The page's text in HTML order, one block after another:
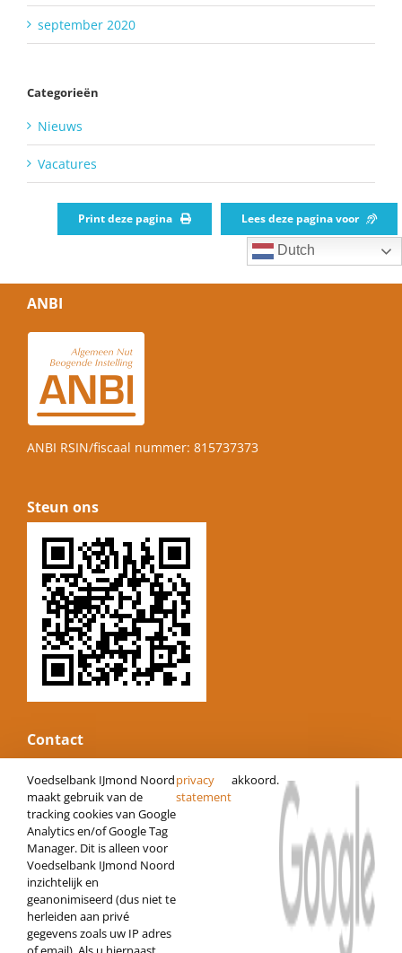
september 2020
Categorieën
Nieuws
Vacatures
Print deze pagina Lees deze pagina voor
Dutch
ANBI
ANBI RSIN/fiscaal nummer: 815737373
Steun ons
Contact
E-mail:informatie@voedselbankijmond.nl
Website:www.voedselbankijmond.nl
KvK nummer: 34247485
Vestigingsnummer: 000022073280
IBAN: NL06 RABO 0120472686
Loods
Open op donderdag van 10:00 tot 14:00
Kerkbollenveld 54 | 1944 HM Beverwijk
Voedselbank IJmond Noord
maakt gebruik van de
tracking cookies van Google
Analytics en/of Google Tag
Manager. Dit is alleen voor
Voedselbank IJmond Noord
inzichtelijk en
geanonimiseerd (dus niet te
herleiden aan privé
gegevens zoals uw IP adres
privacy
statement
akkoord.